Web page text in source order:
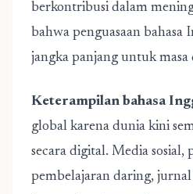
berkontribusi dalam
bahwa penguasaan bahasa
jangka panjang untuk masa
Keterampilan bahasa
global karena dunia kini
secara digital. Media sosial,
pembelajaran daring,